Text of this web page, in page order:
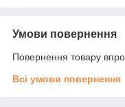
Умови повернення
Повернення товару
Всі умови повернення